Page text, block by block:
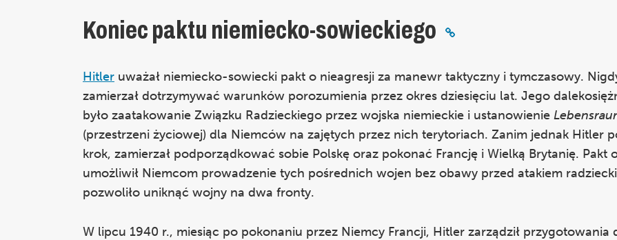
Koniec paktu niemiecko-sowieckiego
Hitler uważał niemiecko-sowiecki pakt o nieagresji za manewr taktyczny i tymczasowy.
zamierzał dotrzymywać warunków porozumienia przez okres dziesięciu lat. Jego
było zaatakowanie Związku Radzieckiego przez wojska niemieckie i ustanowienie
(przestrzeni życiowej) dla Niemców na zajętych przez nich terytoriach. Zanim jednak Hitler
krok, zamierzał podporządkować sobie Polskę oraz pokonać Francję i Wielką Brytanię. Pakt
umożliwił Niemcom prowadzenie tych pośrednich wojen bez obawy przed atakiem
pozwoliło uniknąć wojny na dwa fronty.
W lipcu 1940 r., miesiąc po pokonaniu przez Niemcy Francji, Hitler zarządził przygotowania